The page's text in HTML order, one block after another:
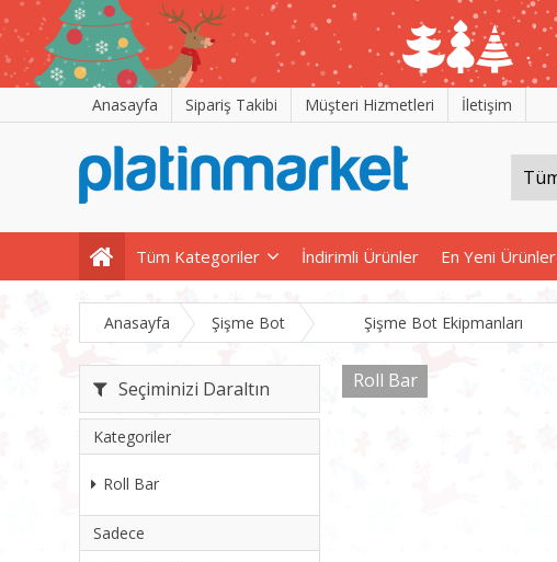
Anasayfa Sipariş Takibi Müşteri Hizmetleri İletişim
Tüm Kategoriler İndirimli Ürünler En Yeni Ürünler
Anasayfa Şişme Bot Şişme Bot Ekipmanları
Seçiminizi Daraltın
Kategoriler
Roll Bar
Sadece
Roll Bar